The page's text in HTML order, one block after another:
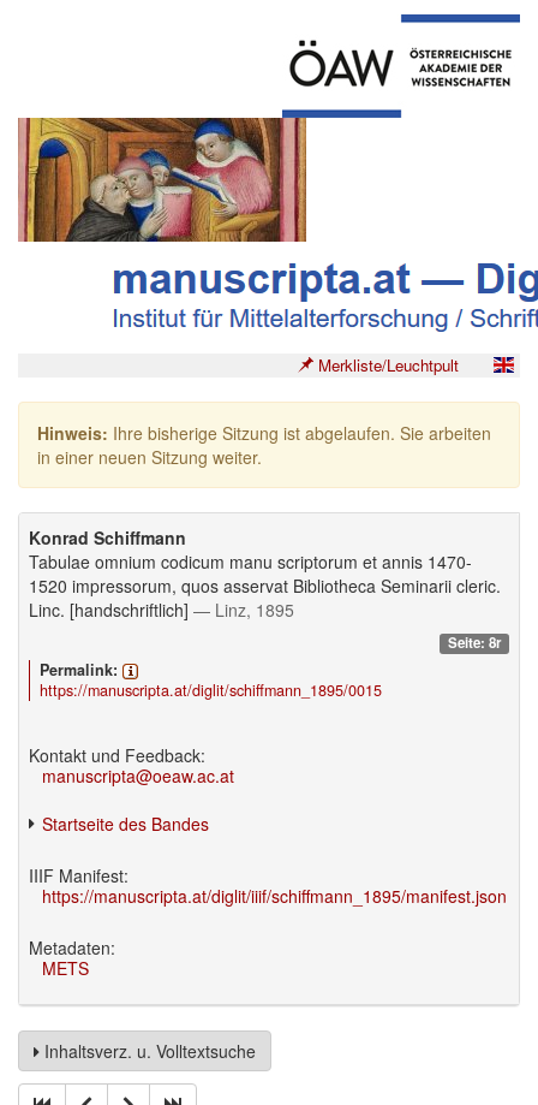
Merkliste/Leuchtpult
Hinweis: Ihre bisherige Sitzung ist abgelaufen. Sie arbeiten
in einer neuen Sitzung weiter.
Konrad Schiffmann
Tabulae omnium codicum manu scriptorum et annis 1470-
1520 impressorum, quos asservat Bibliotheca Seminarii cleric.
Linc. [handschriftlich] — Linz, 1895
Seite: 8r
Permalink:
https://manuscripta.at/diglit/schiffmann_1895/0015
Kontakt und Feedback:
manuscripta@oeaw.ac.at
Startseite des Bandes
IIIF Manifest:
https://manuscripta.at/diglit/iiif/schiffmann_1895/manifest.json
Metadaten:
METS
Inhaltsverz. u. Volltextsuche